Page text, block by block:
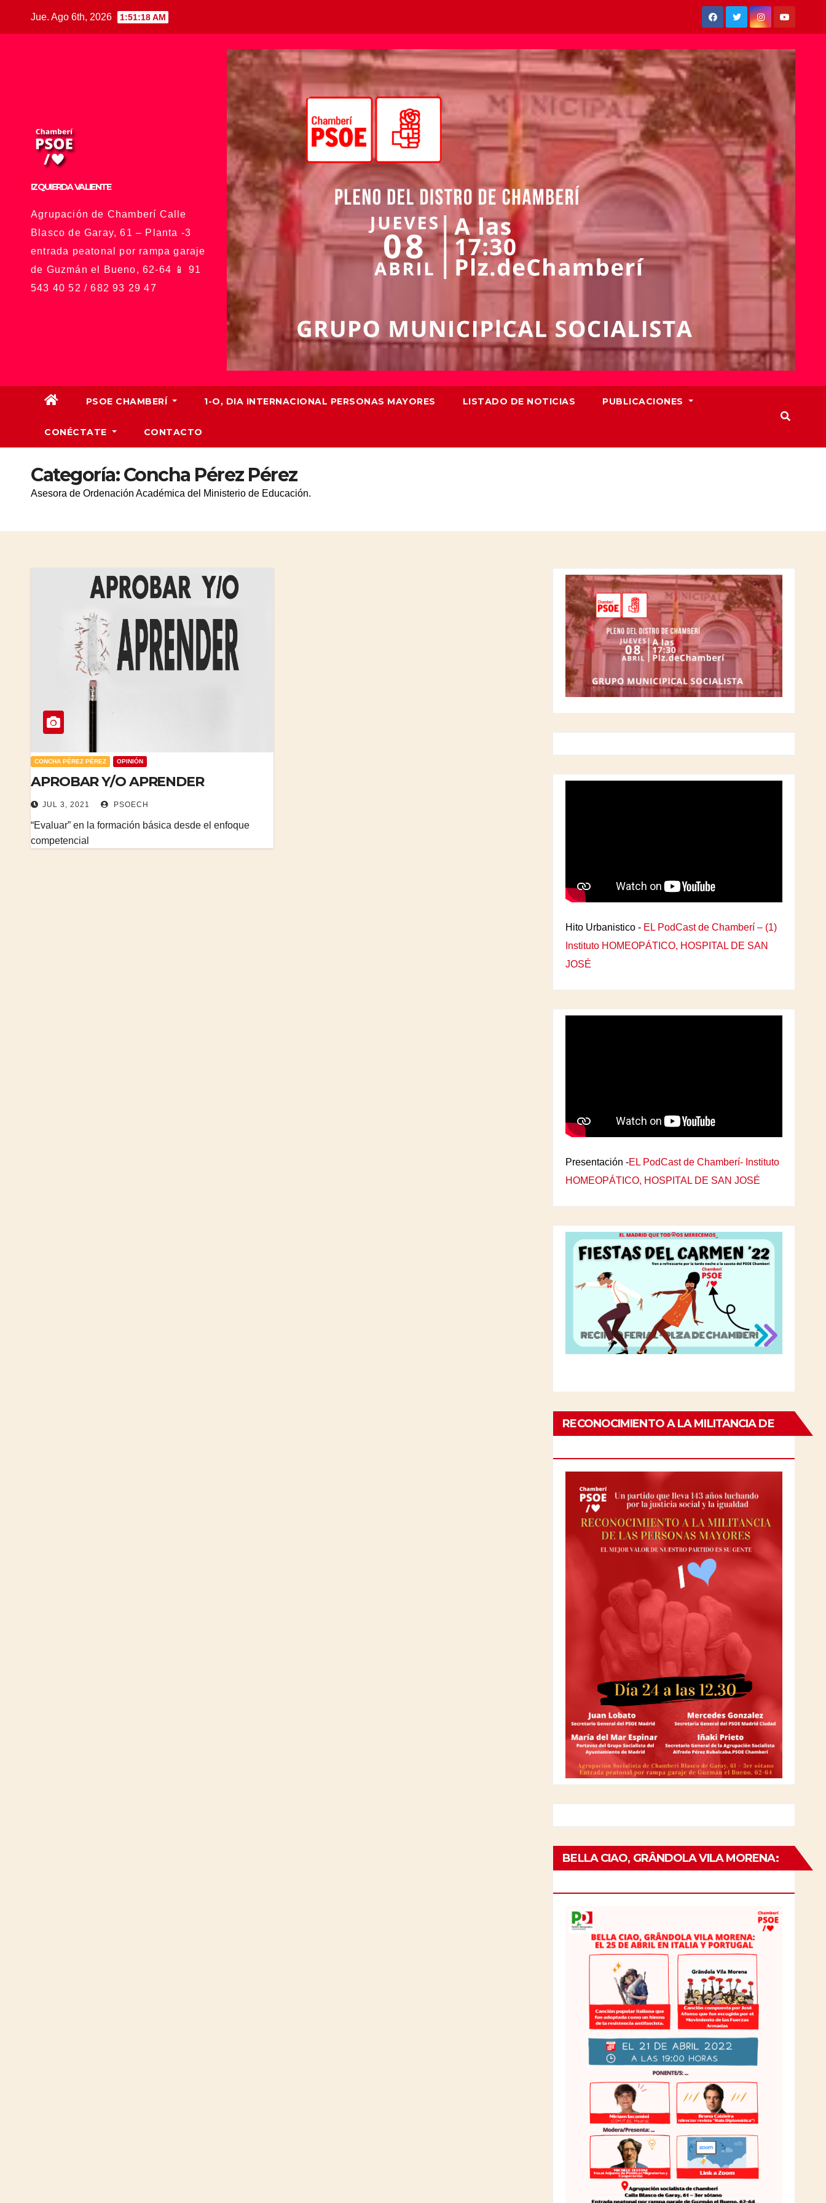
Jue. Ago 6th, 2026 1:51:19 AM
IZQUIERDA VALIENTE
Agrupación de Chamberí Calle
Blasco de Garay, 61 – Planta -3
entrada peatonal por rampa garaje
de Guzmán el Bueno, 62-64 📱 91
543 40 52 / 682 93 29 47
PSOE CHAMBERÍ 1-O, DIA INTERNACIONAL PERSONAS MAYORES LISTADO DE NOTICIAS PUBLICACIONES
CONÉCTATE CONTACTO
Categoría:Concha Pérez Pérez
Asesora de Ordenación Académica del Ministerio de Educación.
CONCHA PÉREZ PÉREZ OPINIÓN
APROBAR Y/O APRENDER
JUL 3, 2021 PSOECH
“Evaluar” en la formación básica desde el enfoque
competencial
Hito Urbanistico - EL PodCast de Chamberí – (1)
Instituto HOMEOPÁTICO, HOSPITAL DE SAN
JOSÉ
Presentación -EL PodCast de Chamberí- Instituto
HOMEOPÁTICO, HOSPITAL DE SAN JOSÉ
RECONOCIMIENTO A LA MILITANCIA DE
BELLA CIAO, GRÂNDOLA VILA MORENA: